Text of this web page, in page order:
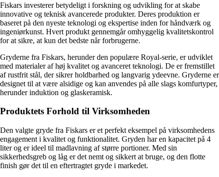
Fiskars investerer betydeligt i forskning og udvikling for at skabe
innovative og teknisk avancerede produkter. Deres produktion er
baseret på den nyeste teknologi og ekspertise inden for håndværk og
ingeniørkunst. Hvert produkt gennemgår omhyggelig kvalitetskontrol
for at sikre, at kun det bedste når forbrugerne.
Gryderne fra Fiskars, herunder den populære Royal-serie, er udviklet
med materialer af høj kvalitet og avanceret teknologi. De er fremstillet
af rustfrit stål, der sikrer holdbarhed og langvarig ydeevne. Gryderne er
designet til at være alsidige og kan anvendes på alle slags komfurtyper,
herunder induktion og glaskeramisk.
Produktets Forhold til Virksomheden
Den valgte gryde fra Fiskars er et perfekt eksempel på virksomhedens
engagement i kvalitet og funktionalitet. Gryden har en kapacitet på 4
liter og er ideel til madlavning af større portioner. Med sin
sikkerhedsgreb og låg er det nemt og sikkert at bruge, og den flotte
finish gør det til en eftertragtet gryde i markedet.